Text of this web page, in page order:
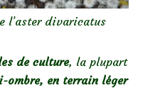
l’aster divaricatus
de culture, la plupart
ombre, en terrain léger